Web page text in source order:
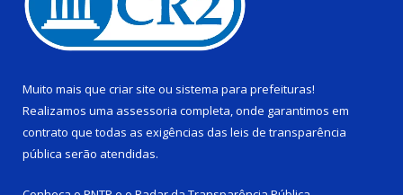
Muito mais que criar site ou sistema para prefeituras!
Realizamos uma assessoria completa, onde garantimos em
contrato que todas as exigências das leis de transparência
pública serão atendidas.